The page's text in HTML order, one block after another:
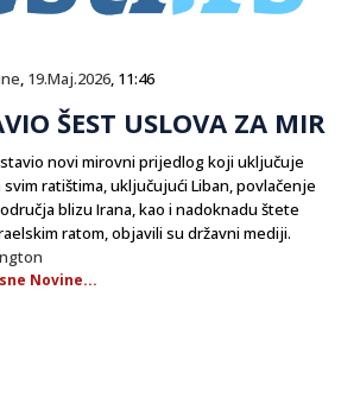
, 19.Maj.2026, 11:46
ŠEST USLOVA ZA MIR
novi mirovni prijedlog koji uključuje
ratištima, uključujući Liban, povlačenje
blizu Irana, kao i nadoknadu štete
ratom, objavili su državni mediji.
Novine...